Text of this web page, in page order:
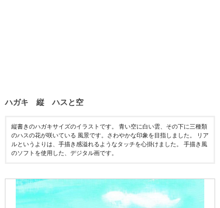
ハガキ 縦 ハスと空
縦書きのハガキサイズのイラストです。 青い空に白い雲、その下に三種類
のハスの花が咲いている 風景です。さわやかな印象を目指しました。 リア
ルというよりは、手描き感溢れるようなタッチを心掛けました。 手描き風
のソフトを使用した、デジタル画です。